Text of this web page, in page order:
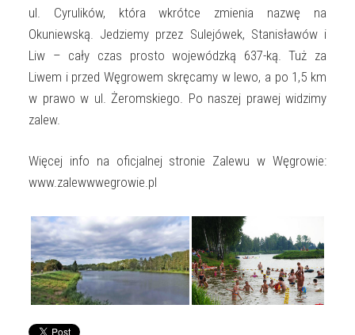
ul. Cyrulików, która wkrótce zmienia nazwę na
Okuniewską. Jedziemy przez Sulejówek, Stanisławów i
Liw – cały czas prosto wojewódzką 637-ką. Tuż za
Liwem i przed Węgrowem skręcamy w lewo, a po 1,5 km
w prawo w ul. Żeromskiego. Po naszej prawej widzimy
zalew.
Więcej info na oficjalnej stronie Zalewu w Węgrowie:
www.zalewwwegrowie.pl